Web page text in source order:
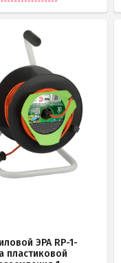
ЭРА RP-1-
пластиковой